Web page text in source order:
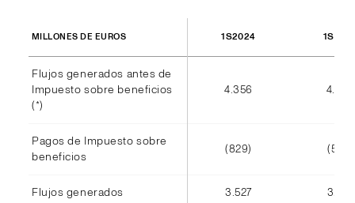
MILLONES DE EUROS 1S2024
Flujos generados antes de
Impuesto sobre beneficios
(*)
4.356 4.002
Pagos de Impuesto sobre
beneficios
(829) (585)
Flujos generados 3.527 3.416